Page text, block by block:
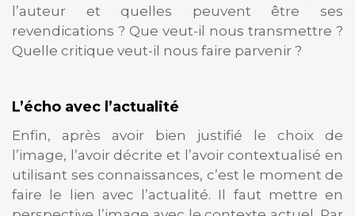
l’auteur et quelles peuvent être ses
revendications ? Que veut-il nous transmettre ?
Quelle critique veut-il nous faire parvenir ?
L’écho avec l’actualité
Enfin, après avoir bien justifié le choix de
l’image, l’avoir décrite et l’avoir contextualisé en
utilisant ses connaissances, c’est le moment de
faire le lien avec l’actualité. Il faut mettre en